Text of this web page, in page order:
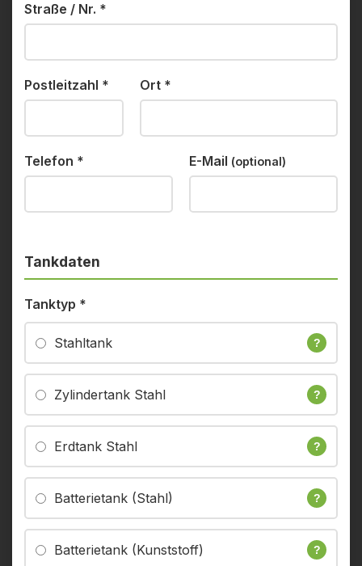
Straße / Nr. *
Postleitzahl * Ort *
Telefon * E-Mail (optional)
Tankdaten
Tanktyp *
Stahltank ?
Zylindertank Stahl ?
Erdtank Stahl ?
Batterietank (Stahl) ?
Batterietank (Kunststoff) ?